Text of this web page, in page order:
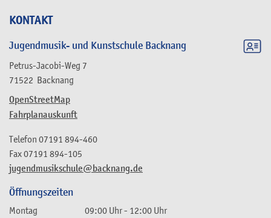
KONTAKT
Jugendmusik- und Kunstschule Backnang
Petrus-Jacobi-Weg 7
71522 Backnang
OpenStreetMap
Fahrplanauskunft
jugendmusikschule@backnang.de
Telefon 07191 894-460
Fax07191 894-105
Öffnungszeiten
Montag 09:00 Uhr- 12:00 Uhr